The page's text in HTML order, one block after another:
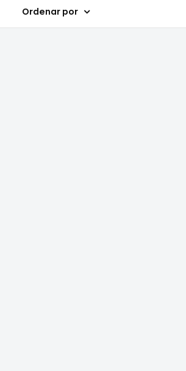
Ordenar por